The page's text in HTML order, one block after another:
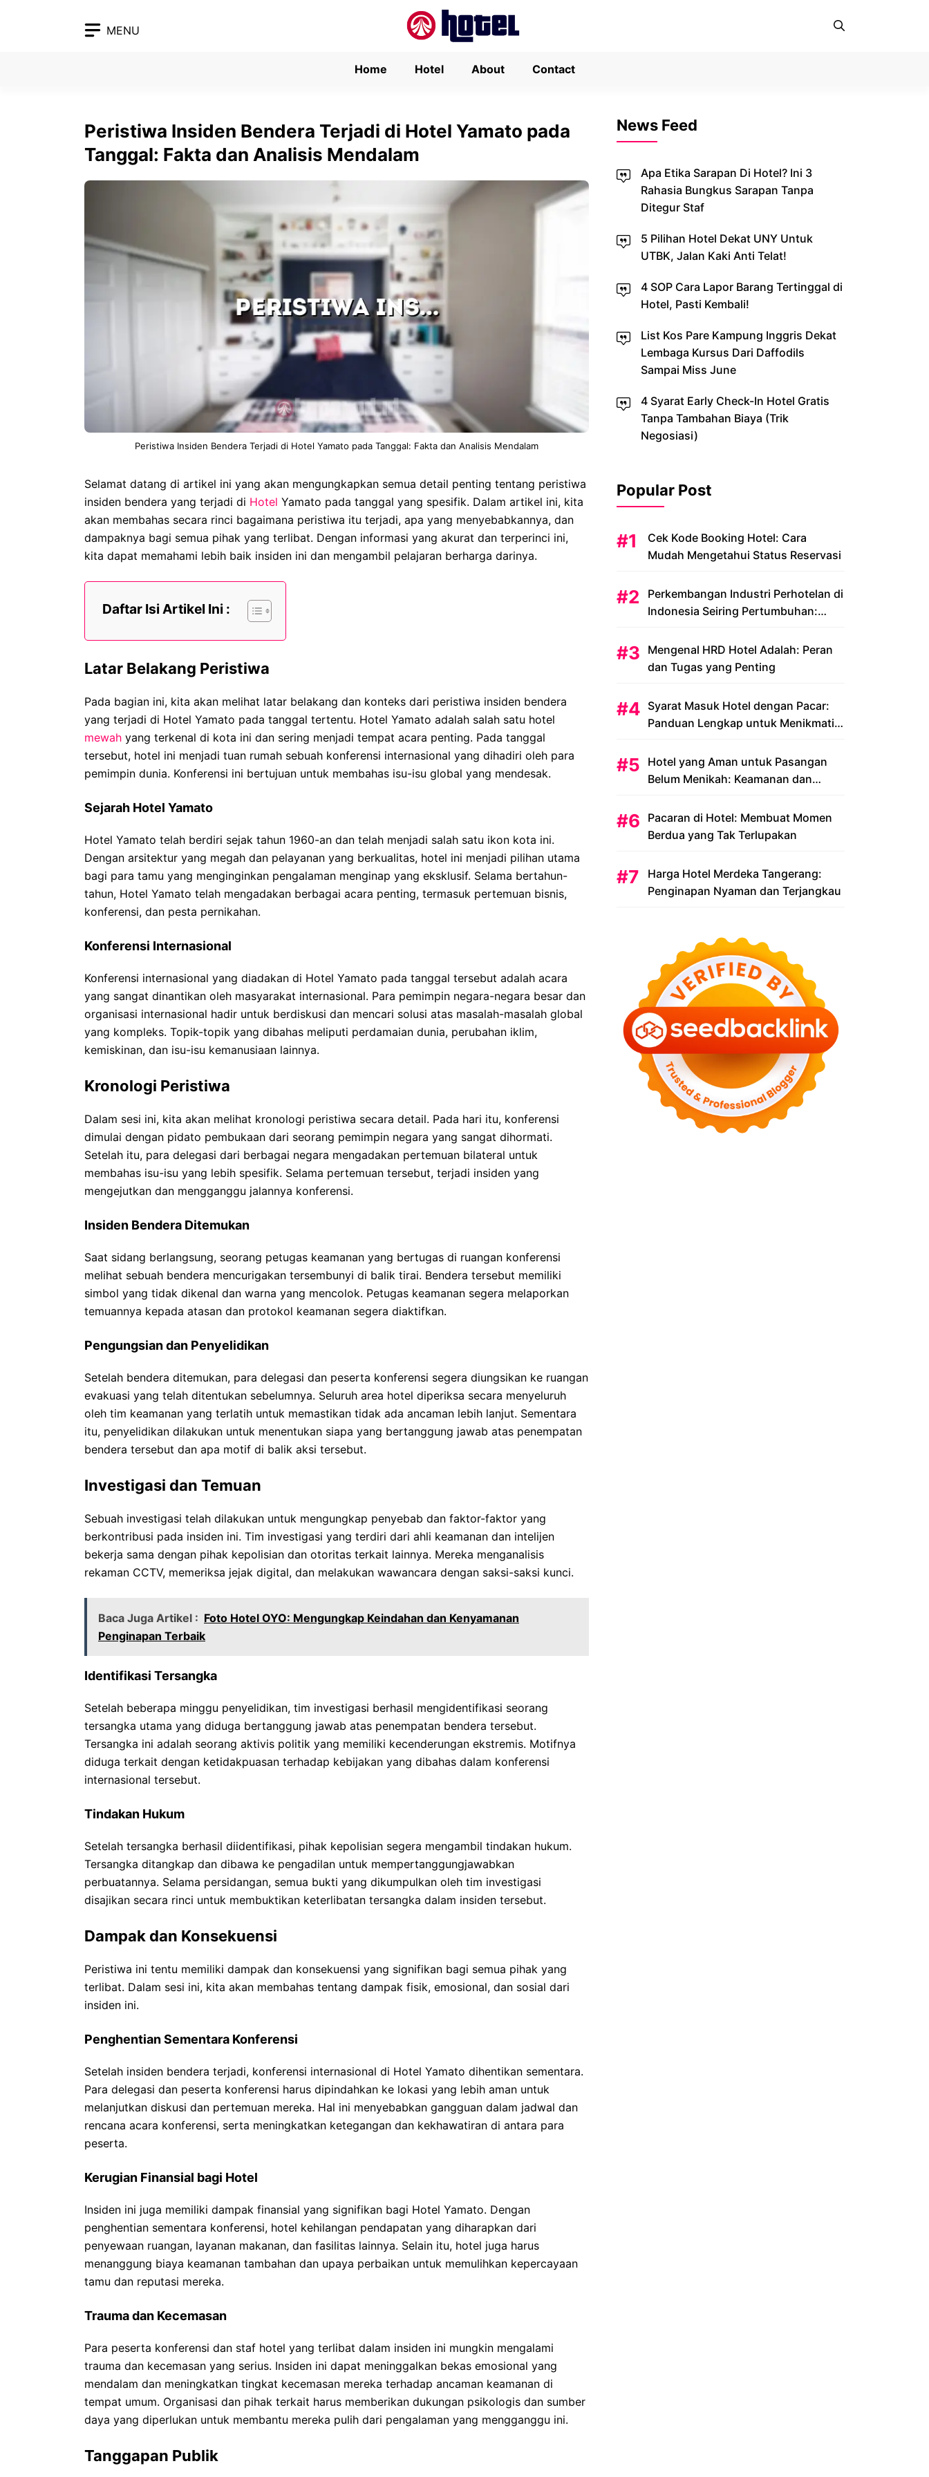
MENU
Home Hotel About Contact
Peristiwa Insiden Bendera Terjadi di Hotel Yamato pada
Tanggal: Fakta dan Analisis Mendalam
Peristiwa Insiden Bendera Terjadi di Hotel Yamato pada Tanggal: Fakta dan Analisis Mendalam
Selamat datang di artikel ini yang akan mengungkapkan semua detail penting tentang peristiwa
insiden bendera yang terjadi di Hotel Yamato pada tanggal yang spesifik. Dalam artikel ini, kita
akan membahas secara rinci bagaimana peristiwa itu terjadi, apa yang menyebabkannya, dan
dampaknya bagi semua pihak yang terlibat. Dengan informasi yang akurat dan terperinci ini,
kita dapat memahami lebih baik insiden ini dan mengambil pelajaran berharga darinya.
Daftar Isi Artikel Ini :
Latar Belakang Peristiwa
Pada bagian ini, kita akan melihat latar belakang dan konteks dari peristiwa insiden bendera
yang terjadi di Hotel Yamato pada tanggal tertentu. Hotel Yamato adalah salah satu hotel
mewah yang terkenal di kota ini dan sering menjadi tempat acara penting. Pada tanggal
tersebut, hotel ini menjadi tuan rumah sebuah konferensi internasional yang dihadiri oleh para
pemimpin dunia. Konferensi ini bertujuan untuk membahas isu-isu global yang mendesak.
Sejarah Hotel Yamato
Hotel Yamato telah berdiri sejak tahun 1960-an dan telah menjadi salah satu ikon kota ini.
Dengan arsitektur yang megah dan pelayanan yang berkualitas, hotel ini menjadi pilihan utama
bagi para tamu yang menginginkan pengalaman menginap yang eksklusif. Selama bertahun-
tahun, Hotel Yamato telah mengadakan berbagai acara penting, termasuk pertemuan bisnis,
konferensi, dan pesta pernikahan.
Konferensi Internasional
Konferensi internasional yang diadakan di Hotel Yamato pada tanggal tersebut adalah acara
yang sangat dinantikan oleh masyarakat internasional. Para pemimpin negara-negara besar dan
organisasi internasional hadir untuk berdiskusi dan mencari solusi atas masalah-masalah global
yang kompleks. Topik-topik yang dibahas meliputi perdamaian dunia, perubahan iklim,
kemiskinan, dan isu-isu kemanusiaan lainnya.
Kronologi Peristiwa
Dalam sesi ini, kita akan melihat kronologi peristiwa secara detail. Pada hari itu, konferensi
dimulai dengan pidato pembukaan dari seorang pemimpin negara yang sangat dihormati.
Setelah itu, para delegasi dari berbagai negara mengadakan pertemuan bilateral untuk
membahas isu-isu yang lebih spesifik. Selama pertemuan tersebut, terjadi insiden yang
mengejutkan dan mengganggu jalannya konferensi.
Insiden Bendera Ditemukan
Saat sidang berlangsung, seorang petugas keamanan yang bertugas di ruangan konferensi
melihat sebuah bendera mencurigakan tersembunyi di balik tirai. Bendera tersebut memiliki
simbol yang tidak dikenal dan warna yang mencolok. Petugas keamanan segera melaporkan
temuannya kepada atasan dan protokol keamanan segera diaktifkan.
Pengungsian dan Penyelidikan
Setelah bendera ditemukan, para delegasi dan peserta konferensi segera diungsikan ke ruangan
evakuasi yang telah ditentukan sebelumnya. Seluruh area hotel diperiksa secara menyeluruh
oleh tim keamanan yang terlatih untuk memastikan tidak ada ancaman lebih lanjut. Sementara
itu, penyelidikan dilakukan untuk menentukan siapa yang bertanggung jawab atas penempatan
bendera tersebut dan apa motif di balik aksi tersebut.
Investigasi dan Temuan
Sebuah investigasi telah dilakukan untuk mengungkap penyebab dan faktor-faktor yang
berkontribusi pada insiden ini. Tim investigasi yang terdiri dari ahli keamanan dan intelijen
bekerja sama dengan pihak kepolisian dan otoritas terkait lainnya. Mereka menganalisis
rekaman CCTV, memeriksa jejak digital, dan melakukan wawancara dengan saksi-saksi kunci.
Baca Juga Artikel : Foto Hotel OYO: Mengungkap Keindahan dan Kenyamanan
Penginapan Terbaik
Identifikasi Tersangka
Setelah beberapa minggu penyelidikan, tim investigasi berhasil mengidentifikasi seorang
tersangka utama yang diduga bertanggung jawab atas penempatan bendera tersebut.
Tersangka ini adalah seorang aktivis politik yang memiliki kecenderungan ekstremis. Motifnya
diduga terkait dengan ketidakpuasan terhadap kebijakan yang dibahas dalam konferensi
internasional tersebut.
Tindakan Hukum
Setelah tersangka berhasil diidentifikasi, pihak kepolisian segera mengambil tindakan hukum.
Tersangka ditangkap dan dibawa ke pengadilan untuk mempertanggungjawabkan
perbuatannya. Selama persidangan, semua bukti yang dikumpulkan oleh tim investigasi
disajikan secara rinci untuk membuktikan keterlibatan tersangka dalam insiden tersebut.
Dampak dan Konsekuensi
Peristiwa ini tentu memiliki dampak dan konsekuensi yang signifikan bagi semua pihak yang
terlibat. Dalam sesi ini, kita akan membahas tentang dampak fisik, emosional, dan sosial dari
insiden ini.
Penghentian Sementara Konferensi
Setelah insiden bendera terjadi, konferensi internasional di Hotel Yamato dihentikan sementara.
Para delegasi dan peserta konferensi harus dipindahkan ke lokasi yang lebih aman untuk
melanjutkan diskusi dan pertemuan mereka. Hal ini menyebabkan gangguan dalam jadwal dan
rencana acara konferensi, serta meningkatkan ketegangan dan kekhawatiran di antara para
peserta.
Kerugian Finansial bagi Hotel
Insiden ini juga memiliki dampak finansial yang signifikan bagi Hotel Yamato. Dengan
penghentian sementara konferensi, hotel kehilangan pendapatan yang diharapkan dari
penyewaan ruangan, layanan makanan, dan fasilitas lainnya. Selain itu, hotel juga harus
menanggung biaya keamanan tambahan dan upaya perbaikan untuk memulihkan kepercayaan
tamu dan reputasi mereka.
Trauma dan Kecemasan
Para peserta konferensi dan staf hotel yang terlibat dalam insiden ini mungkin mengalami
trauma dan kecemasan yang serius. Insiden ini dapat meninggalkan bekas emosional yang
mendalam dan meningkatkan tingkat kecemasan mereka terhadap ancaman keamanan di
tempat umum. Organisasi dan pihak terkait harus memberikan dukungan psikologis dan sumber
daya yang diperlukan untuk membantu mereka pulih dari pengalaman yang mengganggu ini.
Tanggapan Publik
News Feed
Apa Etika Sarapan Di Hotel? Ini 3
Rahasia Bungkus Sarapan Tanpa
Ditegur Staf
5 Pilihan Hotel Dekat UNY Untuk
UTBK, Jalan Kaki Anti Telat!
4 SOP Cara Lapor Barang Tertinggal di
Hotel, Pasti Kembali!
List Kos Pare Kampung Inggris Dekat
Lembaga Kursus Dari Daffodils
Sampai Miss June
4 Syarat Early Check-In Hotel Gratis
Tanpa Tambahan Biaya (Trik
Negosiasi)
Popular Post
Cek Kode Booking Hotel: Cara
Mudah Mengetahui Status Reservasi
Perkembangan Industri Perhotelan di
Indonesia Seiring Pertumbuhan:
Mengenal HRD Hotel Adalah: Peran
dan Tugas yang Penting
Syarat Masuk Hotel dengan Pacar:
Panduan Lengkap untuk Menikmati
Hotel yang Aman untuk Pasangan
Belum Menikah: Keamanan dan
Pacaran di Hotel: Membuat Momen
Berdua yang Tak Terlupakan
Harga Hotel Merdeka Tangerang:
Penginapan Nyaman dan Terjangkau